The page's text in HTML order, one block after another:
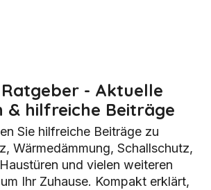
- Aktuelle
& hilfreiche Beiträge
Sie hilfreiche Beiträge zu
Wärmedämmung, Schallschutz,
und vielen weiteren
Ihr Zuhause. Kompakt erklärt,